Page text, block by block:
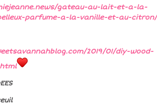
gateau-au-lait-et-a-la-
parfume-a-la-vanille-et-au-citron/
2019/01/diy-wood-